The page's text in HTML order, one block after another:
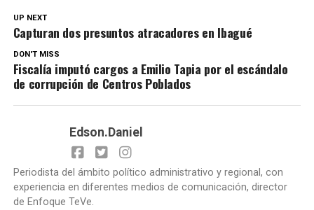
UP NEXT
Capturan dos presuntos atracadores en Ibagué
DON'T MISS
Fiscalía imputó cargos a Emilio Tapia por el escándalo
de corrupción de Centros Poblados
Edson.Daniel
Periodista del ámbito político administrativo y regional, con
experiencia en diferentes medios de comunicación, director
de Enfoque TeVe.